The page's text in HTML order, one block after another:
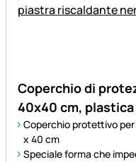
Coperchio di
40x40 cm, plastica
Coperchio protettivo
x 40 cm
Speciale forma che